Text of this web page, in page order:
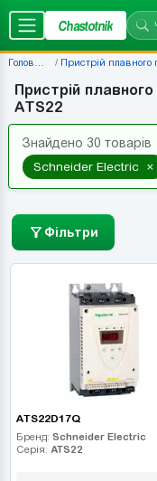
Chastotnik
Пристрій плавного
Пристрій
ATS22
Знайдено 30 товарів
Schneider Electric ×
Фільтри
ATS22D17Q
Бренд: Schneider Electric
Серія: ATS22